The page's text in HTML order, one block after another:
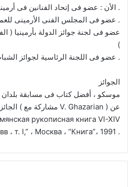
1983- الأن : عضو فى إتحاد الفنانين فى أرمينيا ، قسم تاريخ الفن .
1999- 2009 : عضو فى المجلس الفنى الأرمينى للعملات الجديدة .
)
2007- 2010 : عضو فى اللجنة الرئاسية لجوائز الشباب بأرمينيا .
الجوائز
вв ، т. I,” ، Москва ، “Книга”، 1991 .